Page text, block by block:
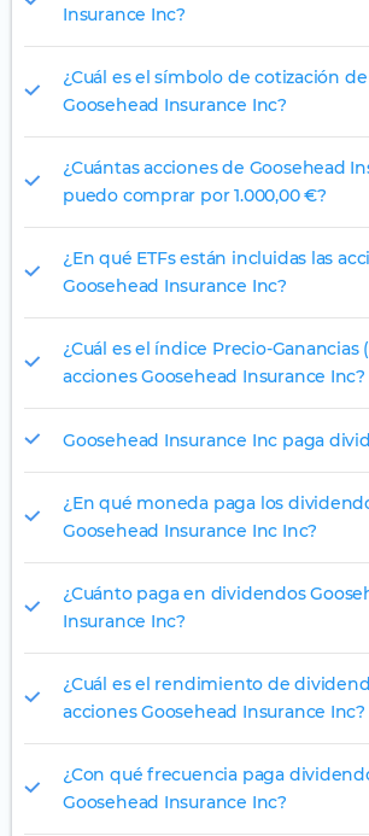
Insurance Inc?
¿Cuál es el símbolo de cotización
Goosehead Insurance Inc?
¿Cuántas acciones de Goosehead
puedo comprar por 1.000,00 €?
¿En qué ETFs están incluidas las
Goosehead Insurance Inc?
¿Cuál es el índice Precio-Ganancias
acciones Goosehead Insurance Inc?
Goosehead Insurance Inc paga
¿En qué moneda paga los
Goosehead Insurance Inc Inc?
¿Cuánto paga en dividendos
Insurance Inc?
¿Cuál es el rendimiento de
acciones Goosehead Insurance Inc?
¿Con qué frecuencia paga
Goosehead Insurance Inc?